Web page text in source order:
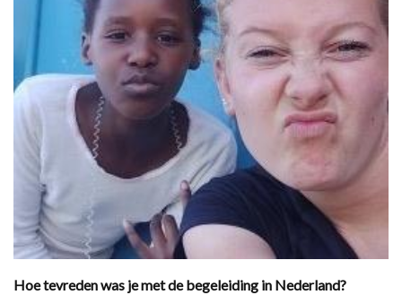
Hoe tevreden was je met de begeleiding in Nederland?